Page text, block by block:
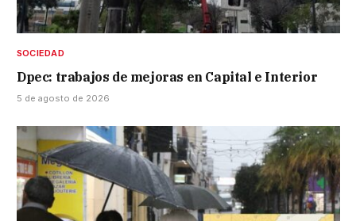
SOCIEDAD
Dpec: trabajos de mejoras en Capital e Interior
5 de agosto de 2026